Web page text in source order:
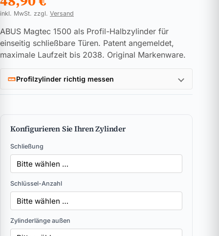
inkl. MwSt. zzgl. Versand
ABUS Magtec 1500 als Profil-Halbzylinder für
einseitig schließbare Türen. Patent angemeldet,
maximale Laufzeit bis 2038. Original Markenware.
Profilzylinder richtig messen
Konfigurieren Sie Ihren Zylinder
Schließung
Schlüssel-Anzahl
Zylinderlänge außen